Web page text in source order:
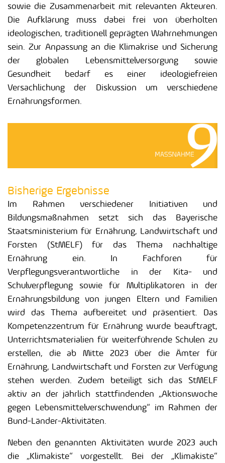
sowie die Zusammenarbeit mit relevanten Akteuren.
Die Aufklärung muss dabei frei von überholten
ideologischen, traditionell geprägten Wahrnehmungen
sein. Zur Anpassung an die Klimakrise und Sicherung
der globalen Lebensmittelversorgung sowie
Gesundheit bedarf es einer ideologiefreien
Versachlichung der Diskussion um verschiedene
Ernährungsformen.
Bisherige Ergebnisse
Im Rahmen verschiedener Initiativen und
Bildungsmaßnahmen setzt sich das Bayerische
Staatsministerium für Ernährung, Landwirtschaft und
Forsten (StMELF) für das Thema nachhaltige
Ernährung ein. In Fachforen für
Verpflegungsverantwortliche in der Kita- und
Schulverpflegung sowie für Multiplikatoren in der
Ernährungsbildung von jungen Eltern und Familien
wird das Thema aufbereitet und präsentiert. Das
Kompetenzzentrum für Ernährung wurde beauftragt,
Unterrichtsmaterialien für weiterführende Schulen zu
erstellen, die ab Mitte 2023 über die Ämter für
Ernährung, Landwirtschaft und Forsten zur Verfügung
stehen werden. Zudem beteiligt sich das StMELF
aktiv an der jährlich stattfindenden „Aktionswoche
gegen Lebensmittelverschwendung“ im Rahmen der
Bund-Länder-Aktivitäten.
Neben den genannten Aktivitäten wurde 2023 auch
die „Klimakiste“ vorgestellt. Bei der „Klimakiste“